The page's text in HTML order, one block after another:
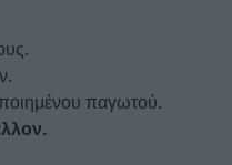
παγωτού.